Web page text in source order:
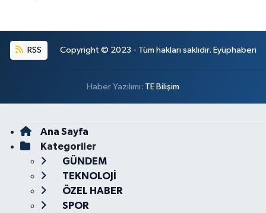
RSS Copyright © 2023 - Tüm hakları saklıdır. Eyüphaberi
Haber Yazılımı: TE Bilişim
Ana Sayfa
Kategoriler
GÜNDEM
TEKNOLOJİ
ÖZEL HABER
SPOR